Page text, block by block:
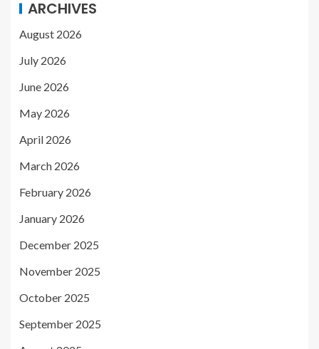
ARCHIVES
August 2026
July 2026
June 2026
May 2026
April 2026
March 2026
February 2026
January 2026
December 2025
November 2025
October 2025
September 2025